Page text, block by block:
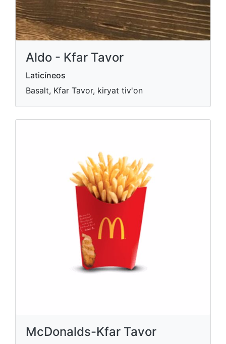
Aldo - Kfar Tavor
Laticíneos
Basalt, Kfar Tavor, kiryat tiv'on
McDonalds-Kfar Tavor